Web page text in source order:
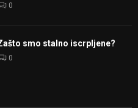
0
smo stalno iscrpljene?
0